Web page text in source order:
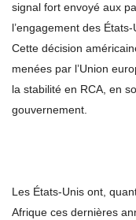
signal fort envoyé aux
l’engagement des
Cette décision
menées par l’Union
la stabilité en RCA, en
gouvernement.
Les États-Unis ont,
Afrique ces dernières